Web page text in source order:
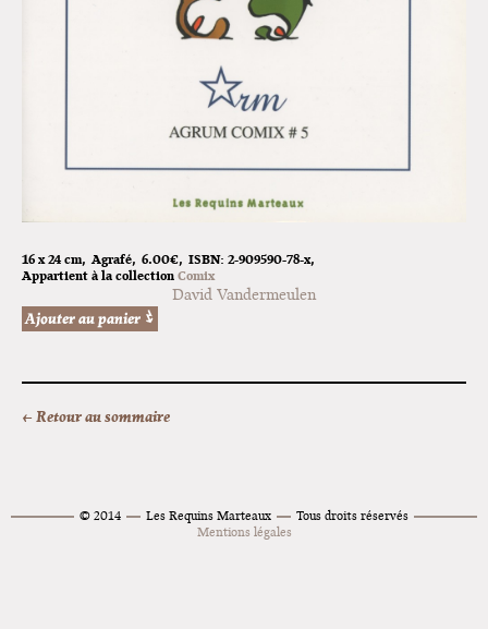
16 x 24 cm Agrafé 6.00€ ISBN: 2-909590-78-x
Appartient à la collection Comix
David Vandermeulen
← Retour au sommaire
© 2014 Les Requins Marteaux
Tous droits réservés
Mentions légales
Tournée "Vulva Viking" : Elizabeth
Pich à Paris et Vincennes !
Dédicace de Gwénola Carrère à